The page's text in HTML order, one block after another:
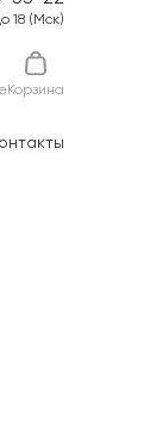
18 (Мск)
Корзина